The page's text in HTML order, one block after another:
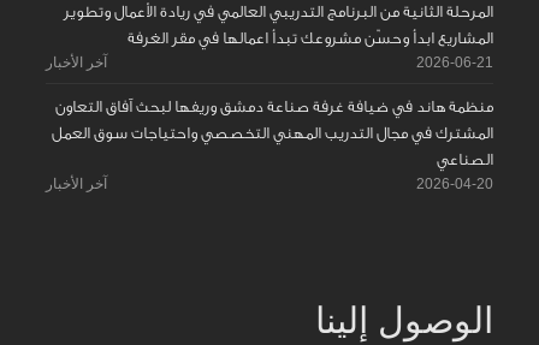
المرحلة الثانية من البرنامج التدريبي العالمي في ريادة الأعمال وتطوير
المشاريع ابدأ وحسّن مشروعك تبدأ اعمالها في مقر الغرفة
2026-06-21 آخر الأخبار
منظمة هاند في ضيافة غرفة صناعة دمشق وريفها لبحث آفاق التعاون
المشترك في مجال التدريب المهني التخصصي واحتياجات سوق العمل
الصناعي
2026-04-20 آخر الأخبار
الوصول إلينا